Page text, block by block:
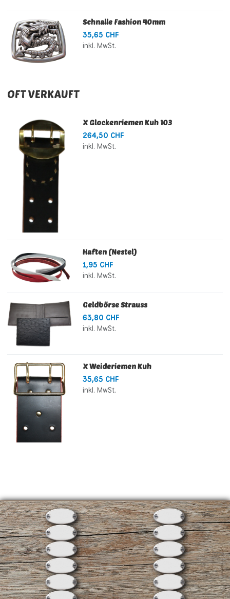
Schnalle Fashion 40mm
35,65 CHF
inkl. MwSt.
OFT VERKAUFT
X Glockenriemen Kuh 103
264,50 CHF
inkl. MwSt.
Haften (Nestel)
1,95 CHF
inkl. MwSt.
Geldbörse Strauss
63,80 CHF
inkl. MwSt.
X Weideriemen Kuh
35,65 CHF
inkl. MwSt.